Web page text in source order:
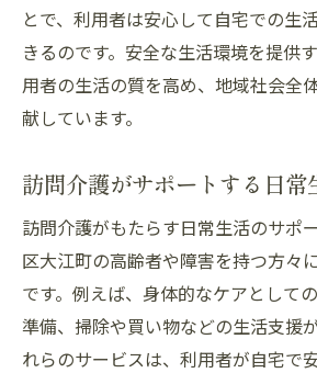
とで、利用者は安心して自宅での生
きるのです。安全な生活環境を提供
用者の生活の質を高め、地域社会全
献しています。
訪問介護がサポートする日常
訪問介護がもたらす日常生活のサポ
区大江町の高齢者や障害を持つ方々
です。例えば、身体的なケアとして
準備、掃除や買い物などの生活支援
れらのサービスは、利用者が自宅で